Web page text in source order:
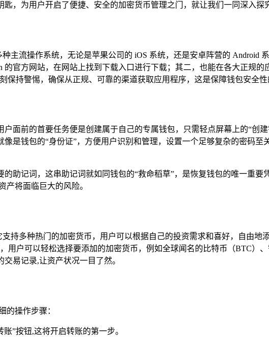
，为用户开启了便捷、安全的加密货币管理之门，就让我们一同深入探
主流操作系统，无论是苹果公司的 iOS 系统，还是安卓阵营的 Android
的官方网站，在网站上找到下载入口进行下载；其二，也能在各大正规的
保持警惕，确保从正规、可靠的渠道获取应用程序，这是保障钱包安全性
户面前的首要任务便是创建属于自己的专属钱包，只需轻点屏幕上的“创
是钱包的“身份证”，方便用户识别和管理，设置一个足够复杂的密码
助记词，这串助记词就如同钱包的“救命稻草”，是恢复钱包的唯一重
产将面临巨大的风险。
持多种热门的加密货币，用户可以根据自己的投资需求和喜好，自由
用户可以轻松选择要添加的加密货币，例如全球闻名的比特币（BTC）
易记录,让资产状况一目了然。
的操作步骤：
”按钮,这将开启转账的第一步。